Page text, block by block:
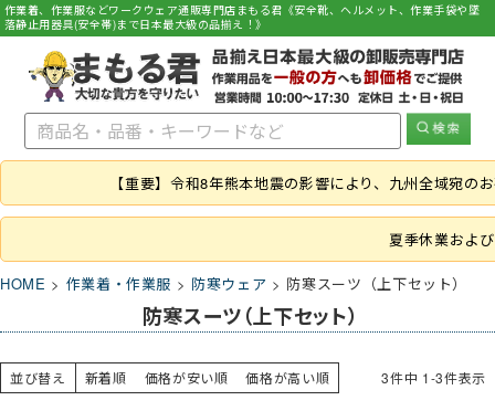
作業着、作業服などワークウェア通販専門店まもる君《安全靴、ヘルメット、作業手袋や墜
落静止用器具(安全帯)まで日本最大級の品揃え！》
【重要】令和8年熊本地震の影響により、九州全域宛
夏季休業およ
HOME 作業着・作業服 防寒ウェア 防寒スーツ（上下セット）
防寒スーツ（上下セット）
並び替え 新着順 価格が安い順 価格が高い順 3件中 1-3件表示